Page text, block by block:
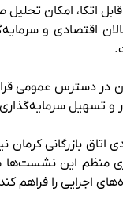
اتکا، امکان
و
دسترس عمومی
و تسهیل
بازرگانی کرمان
این نشست‌ها
اجرایی را فراهم